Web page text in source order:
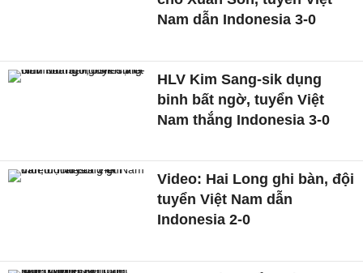
Nam dẫn Indonesia 3-0
HLV Kim Sang-sik dụng
binh bất ngờ, tuyển Việt
Nam thắng Indonesia 3-0
Video: Hai Long ghi bàn, đội
tuyển Việt Nam dẫn
Indonesia 2-0